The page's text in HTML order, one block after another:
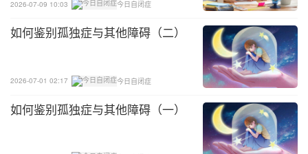
时的一来一往、一问一答的声音、声调、表情、姿势
相互协调的相互沟通特性。有时会有答非所问或者回
答不得要领的情形出现。他们中有些人发音固然十分
准确，但大都有咬字困难、音调单调、语调和节奏缺
乏变化、缺乏情绪的表达、少有身体动作的配合、语
句中断的现象。综合而言，其语言方面的主要困难并
2026-07-09 10:03 今日自闭症
如何鉴别孤独症与其他障碍（二）
2026-07-01 02:17 今日自闭症
如何鉴别孤独症与其他障碍（一）